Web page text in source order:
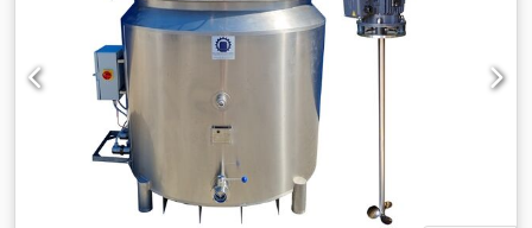
1.4301 / AISI304 nehrđajući čelik Površina: unutarnja i
vanjska IIIc/2B Zavareni spoj unutra brušeni Maks. radna
temperatura: 110°C Maks. radni tlak: atmosferski -Stojeća
izvedba na četiri noge s tunelom za viličar -Gornji
poklopac: preklopni poklopac, središnja prečka s dvije
preklopne polovice -Donji dio: ravno dno s bočnim izlazom
DN50 DIN11851 i disk ventilom -2 ručke sa strane -1 tipna
pločica Propelersko miješalo za niskoviskozne medije
Snaga: 0,75 kW Brzina vrtnje: 1410 o/min Radni napon: 3F